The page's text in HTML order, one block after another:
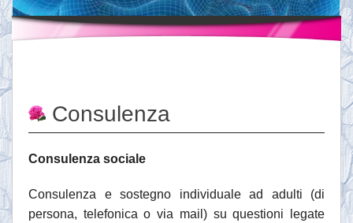
Eventi
News
Servizi
Documentazione
Ordinazioni
Consulenza
Consulenza sociale
Consulenza e sostegno individuale ad adulti (di
persona, telefonica o via mail) su questioni legate